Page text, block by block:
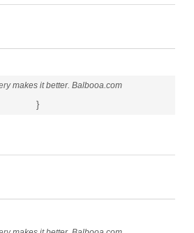
makes it better. Balbooa.com
}